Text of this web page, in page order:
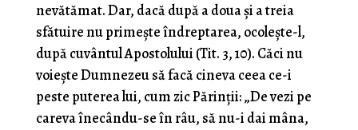
nevătămat. Dar, dacă după a doua şi a treia
sfătuire nu primeşte îndreptarea, ocoleşte-l,
după cuvântul Apostolului (Tit. 3, 10). Căci nu
voieşte Dumnezeu să facă cineva ceea ce-i
peste puterea lui, cum zic Părinţii: „De vezi pe
careva înecându-se în râu, să nu-i dai mâna,